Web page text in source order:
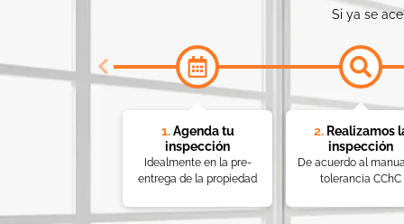
Si ya se
1.Agenda tu
inspección
Idealmente en la pre-
entrega de la propiedad
2.Realizamos
inspección
De acuerdo al
tolerancia CChC